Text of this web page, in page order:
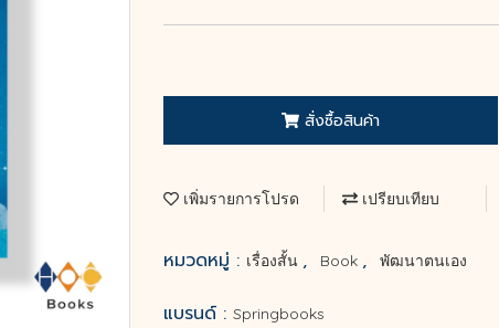
สั่งซื้อสินค้า
เพิ่มรายการโปรด เปรียบเทียบ
หมวดหมู่ : เรื่องสั้น , Book , พัฒนาตนเอง
แบรนด์ : Springbooks